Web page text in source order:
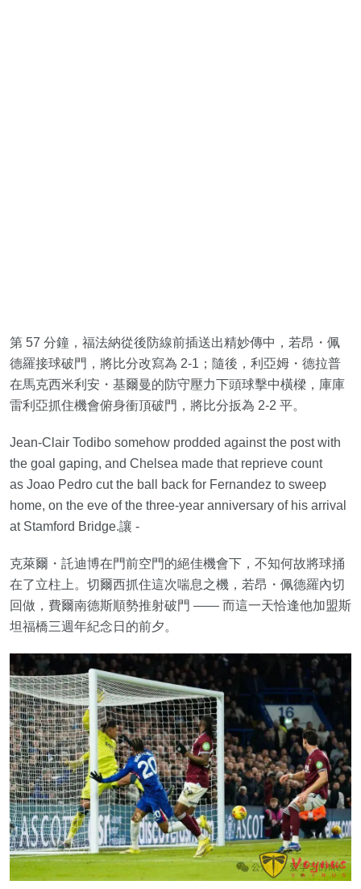
第 57 分鐘，福法納從後防線前插送出精妙傳中，若昂・佩
德羅接球破門，將比分改寫為 2-1；隨後，利亞姆・德拉普
在馬克西米利安・基爾曼的防守壓力下頭球擊中橫樑，庫庫
雷利亞抓住機會俯身衝頂破門，將比分扳為 2-2 平。
Jean-Clair Todibo somehow prodded against the post with
the goal gaping, and Chelsea made that reprieve count
as Joao Pedro cut the ball back for Fernandez to sweep
home, on the eve of the three-year anniversary of his arrival
at Stamford Bridge.讓 -
克萊爾・託迪博在門前空門的絕佳機會下，不知何故將球捅
在了立柱上。切爾西抓住這次喘息之機，若昂・佩德羅內切
回做，費爾南德斯順勢推射破門 —— 而這一天恰逢他加盟斯
坦福橋三週年紀念日的前夕。